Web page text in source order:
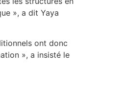
», a dit Yaya
ont donc
», a insisté le